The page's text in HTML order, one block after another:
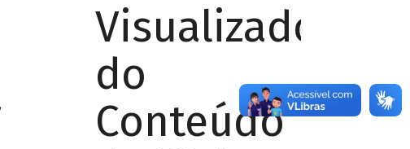
Visualizador
do
Conteúdo